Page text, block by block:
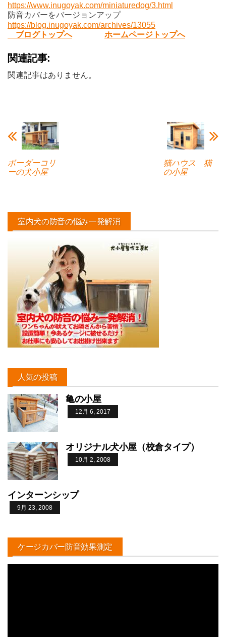
https://www.inugoyak.com/miniaturedog/3.html
防音カバーをバージョンアップ
https://blog.inugoyak.com/archives/13055
ブログトップへ
ホームページトップへ
関連記事:
関連記事はありません。
ボーダーコリ
ーの犬小屋
猫ハウス 猫
の小屋
室内犬の防音の悩み一発解消
人気の投稿
亀の小屋
12月 6, 2017
オリジナル犬小屋（校倉タイプ）
10月 2, 2008
インターンシップ
9月 23, 2008
ケージカバー防音効果測定